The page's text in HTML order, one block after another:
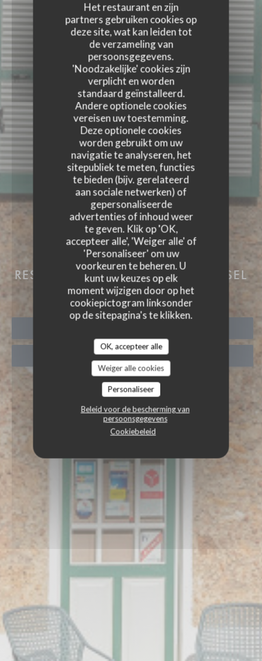
Het restaurant en zijn
partners gebruiken cookies op
deze site, wat kan leiden tot
de verzameling van
persoonsgegevens.
'Noodzakelijke' cookies zijn
verplicht en worden
standaard geïnstalleerd.
Andere optionele cookies
vereisen uw toestemming.
Deze optionele cookies
worden gebruikt om uw
navigatie te analyseren, het
sitepubliek te meten, functies
te bieden (bijv. gerelateerd
aan sociale netwerken) of
gepersonaliseerde
advertenties of inhoud weer
te geven. Klik op 'OK,
accepteer alle', 'Weiger alle' of
'Personaliseer' om uw
voorkeuren te beheren. U
kunt uw keuzes op elk
moment wijzigen door op het
cookiepictogram linksonder
op de sitepagina's te klikken.
OK, accepteer alle
Weiger alle cookies
Personaliseer
Beleid voor de bescherming van
persoonsgegevens
Cookiebeleid
AUBERGE DES 3
RESTAURANT EN KAMERS
CHOISEL
| VALLEE DE CHEVREUSE
AFHAAL